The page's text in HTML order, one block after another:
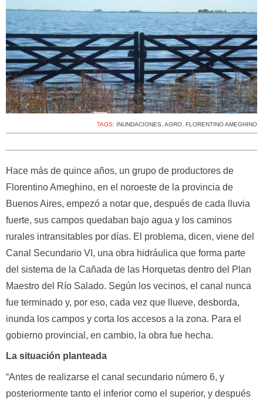
TAGS: INUNDACIONES, AGRO, FLORENTINO AMEGHINO
Hace más de quince años, un grupo de productores de
Florentino Ameghino, en el noroeste de la provincia de
Buenos Aires, empezó a notar que, después de cada lluvia
fuerte, sus campos quedaban bajo agua y los caminos
rurales intransitables por días. El problema, dicen, viene del
Canal Secundario VI, una obra hidráulica que forma parte
del sistema de la Cañada de las Horquetas dentro del Plan
Maestro del Río Salado. Según los vecinos, el canal nunca
fue terminado y, por eso, cada vez que llueve, desborda,
inunda los campos y corta los accesos a la zona. Para el
gobierno provincial, en cambio, la obra fue hecha.
La situación planteada
“Antes de realizarse el canal secundario número 6, y
posteriormente tanto el inferior como el superior, y después